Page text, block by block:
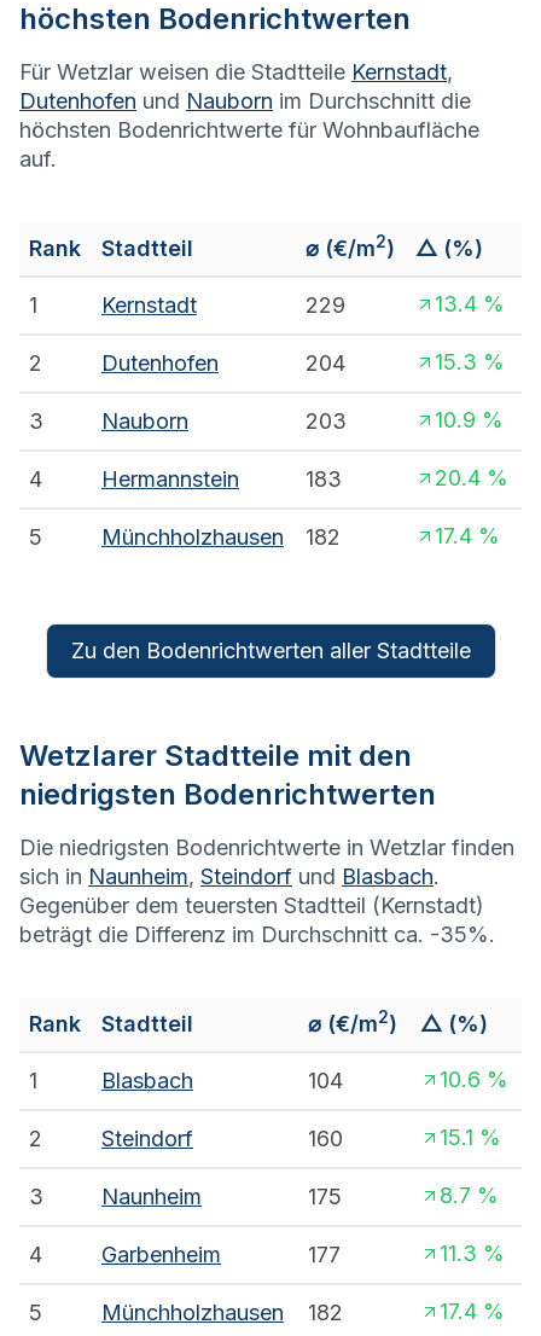
höchsten Bodenrichtwerten
Für Wetzlar weisen die Stadtteile Kernstadt,
Dutenhofen und Nauborn im Durchschnitt die
höchsten Bodenrichtwerte für Wohnbaufläche
auf.
Rank Stadtteil ⌀ (€/m2) △ (%)
1 Kernstadt 229 13.4 %
2 Dutenhofen 204 15.3 %
3 Nauborn 203 10.9 %
4 Hermannstein 183 20.4 %
5 Münchholzhausen 182 17.4 %
Zu den Bodenrichtwerten aller Stadtteile
Wetzlarer Stadtteile mit den
niedrigsten Bodenrichtwerten
Die niedrigsten Bodenrichtwerte in Wetzlar finden
sich in Naunheim, Steindorf und Blasbach.
Gegenüber dem teuersten Stadtteil (Kernstadt)
beträgt die Differenz im Durchschnitt ca. -35%.
Rank Stadtteil ⌀ (€/m2) △ (%)
1 Blasbach 104 10.6 %
2 Steindorf 160 15.1 %
3 Naunheim 175 8.7 %
4 Garbenheim 177 11.3 %
5 Münchholzhausen 182 17.4 %